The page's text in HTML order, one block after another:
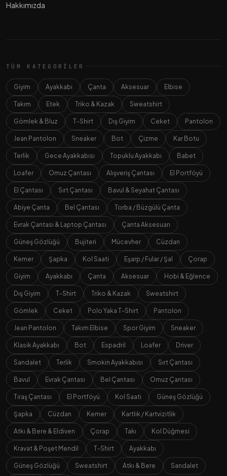
Hakkımızda
TÜM KATEGORILER
Giyim Ayakkabı Çanta Aksesuar Elbise
Takım Etek Triko & Kazak Sweatshirt
Gömlek & Bluz T-Shirt Dış Giyim Ceket Pantolon
Jean Pantolon Sneaker Bot Çizme Kar Botu
Terlik Gece Ayakkabısı Topuklu Ayakkabı Babet
Loafer Omuz Çantası Alışveriş Çantası El Portföyü
El Çantası Sırt Çantası Bavul & Seyahat Çantası
Abiye Çanta Bel Çantası Torba / Büzgülü Çanta
Evrak Çantası & Laptop Çantası Çanta Aksesuarı
Güneş Gözlüğü Bujiteri Mücevher Cüzdan
Kemer Şapka Kol Saati Eşarp / Fular / Şal Çorap
Giyim Ayakkabı Çanta Aksesuar Hobi & Eğlence
Dış Giyim T-Shirt Triko & Kazak Sweatshirt
Gömlek Ceket Polo Yaka T-Shirt Pantolon
Jean Pantolon Takım Elbise Spor Giyim Sneaker
Klasik Ayakkabı Bot Espadril Loafer Driver
Sandalet Terlik Smokin Ayakkabısı Sırt Çantası
Bavul Evrak Çantası Bel Çantası Omuz Çantası
Tıraş Çantası El Portföyü Kol Saati Güneş Gözlüğü
Şapka Cüzdan Kemer Kartlık / Kartvizitlik
Atkı & Bere & Eldiven Çorap Takı Kol Düğmesi
Kravat & Poşet Mendil T-Shirt Ayakkabı
Güneş Gözlüğü Sweatshirt Atkı & Bere Sandalet